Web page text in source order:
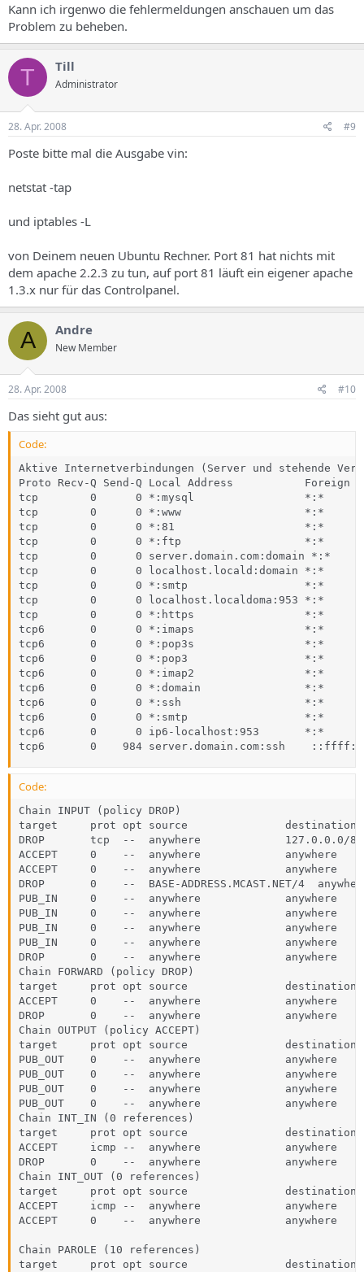
Kann ich irgenwo die fehlermeldungen anschauen um das
Problem zu beheben.
T Till
Administrator
28. Apr. 2008 #9
Poste bitte mal die Ausgabe vin:
netstat -tap
und iptables -L
von Deinem neuen Ubuntu Rechner. Port 81 hat nichts mit
dem apache 2.2.3 zu tun, auf port 81 läuft ein eigener apache
1.3.x nur für das Controlpanel.
A Andre
New Member
28. Apr. 2008 #10
Das sieht gut aus:
Code:
Aktive Internetverbindungen (Server und stehende
Proto Recv-Q Send-Q Local Address
tcp        0      0 *:mysql                 *:*
tcp        0      0 *:www                   *:*
tcp        0      0 *:81                    *:*
tcp        0      0 *:ftp                   *:*
tcp        0      0 server.domain.com:domain *:*
tcp        0      0 localhost.locald:domain *:*
tcp        0      0 *:smtp                  *:*
tcp        0      0 localhost.localdoma:953 *:*
tcp        0      0 *:https                 *:*
tcp6       0      0 *:imaps                 *:*
tcp6       0      0 *:pop3s                 *:*
tcp6       0      0 *:pop3                  *:*
tcp6       0      0 *:imap2                 *:*
tcp6       0      0 *:domain                *:*
tcp6       0      0 *:ssh                   *:*
tcp6       0      0 *:smtp                  *:*
tcp6       0      0 ip6-localhost:953       *:*
tcp6       0    984 server.domain.com:ssh
Code:
Chain INPUT (policy DROP)
target     prot opt source               destination
DROP       tcp  --  anywhere             127.0.0.0/8
ACCEPT     0    --  anywhere             anywhere
ACCEPT     0    --  anywhere             anywhere
DROP       0    --  BASE-ADDRESS.MCAST.NET/4
PUB_IN     0    --  anywhere             anywhere
PUB_IN     0    --  anywhere             anywhere
PUB_IN     0    --  anywhere             anywhere
PUB_IN     0    --  anywhere             anywhere
DROP       0    --  anywhere             anywhere
Chain FORWARD (policy DROP)
target     prot opt source               destination
ACCEPT     0    --  anywhere             anywhere
DROP       0    --  anywhere             anywhere
Chain OUTPUT (policy ACCEPT)
target     prot opt source               destination
PUB_OUT    0    --  anywhere             anywhere
PUB_OUT    0    --  anywhere             anywhere
PUB_OUT    0    --  anywhere             anywhere
PUB_OUT    0    --  anywhere             anywhere
Chain INT_IN (0 references)
target     prot opt source               destination
ACCEPT     icmp --  anywhere             anywhere
DROP       0    --  anywhere             anywhere
Chain INT_OUT (0 references)
target     prot opt source               destination
ACCEPT     icmp --  anywhere             anywhere
ACCEPT     0    --  anywhere             anywhere
Chain PAROLE (10 references)
target     prot opt source               destination